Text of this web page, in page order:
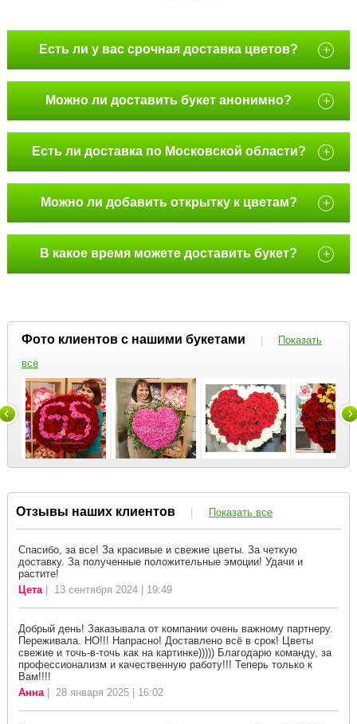
Есть ли у вас срочная доставка цветов? +
Можно ли доставить букет анонимно? +
Есть ли доставка по Московской области? +
Можно ли добавить открытку к цветам? +
В какое время можете доставить букет? +
Фото клиентов с нашими букетами |
Показать
все
Отзывы наших клиентов | Показать все
Спасибо, за все! За красивые и свежие цветы. За четкую
доставку. За полученные положительные эмоции! Удачи и
растите!
Цета| 13 сентября 2024 | 19:49
Добрый день! Заказывала от компании очень важному партнеру.
Переживала. НО!!! Напрасно! Доставлено всё в срок! Цветы
свежие и точь-в-точь как на картинке))))) Благодарю команду, за
профессионализм и качественную работу!!! Теперь только к
Вам!!!!
Анна| 28 января 2025 | 16:02